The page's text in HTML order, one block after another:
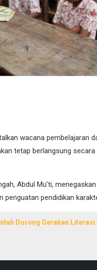
wacana pembelajaran
tetap berlangsung
Abdul Mu’ti,
penguatan pendidikan
Dorong Gerakan Literasi